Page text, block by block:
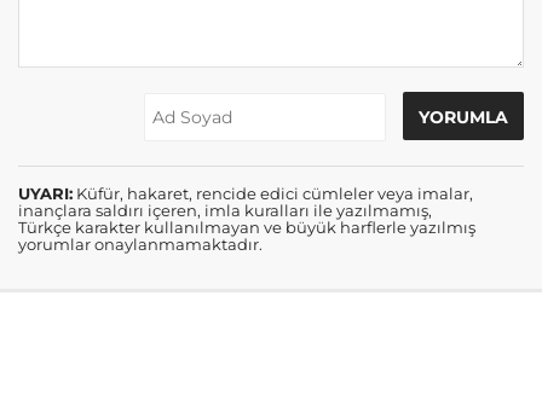
UYARI: Küfür, hakaret, rencide edici cümleler veya imalar,
inançlara saldırı içeren, imla kuralları ile yazılmamış,
Türkçe karakter kullanılmayan ve büyük harflerle yazılmış
yorumlar onaylanmamaktadır.